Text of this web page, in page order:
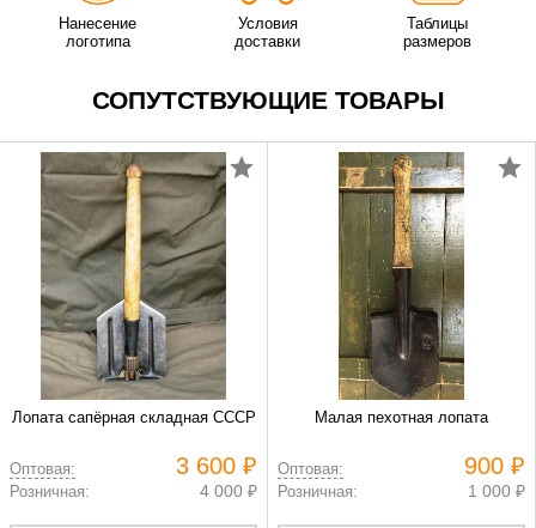
Нанесение
логотипа
Условия
доставки
Таблицы
размеров
СОПУТСТВУЮЩИЕ ТОВАРЫ
Лопата сапёрная складная СССР
Оптовая: 3 600 ₽
Розничная: 4 000 ₽
Малая пехотная лопата
Оптовая: 900 ₽
Розничная: 1 000 ₽